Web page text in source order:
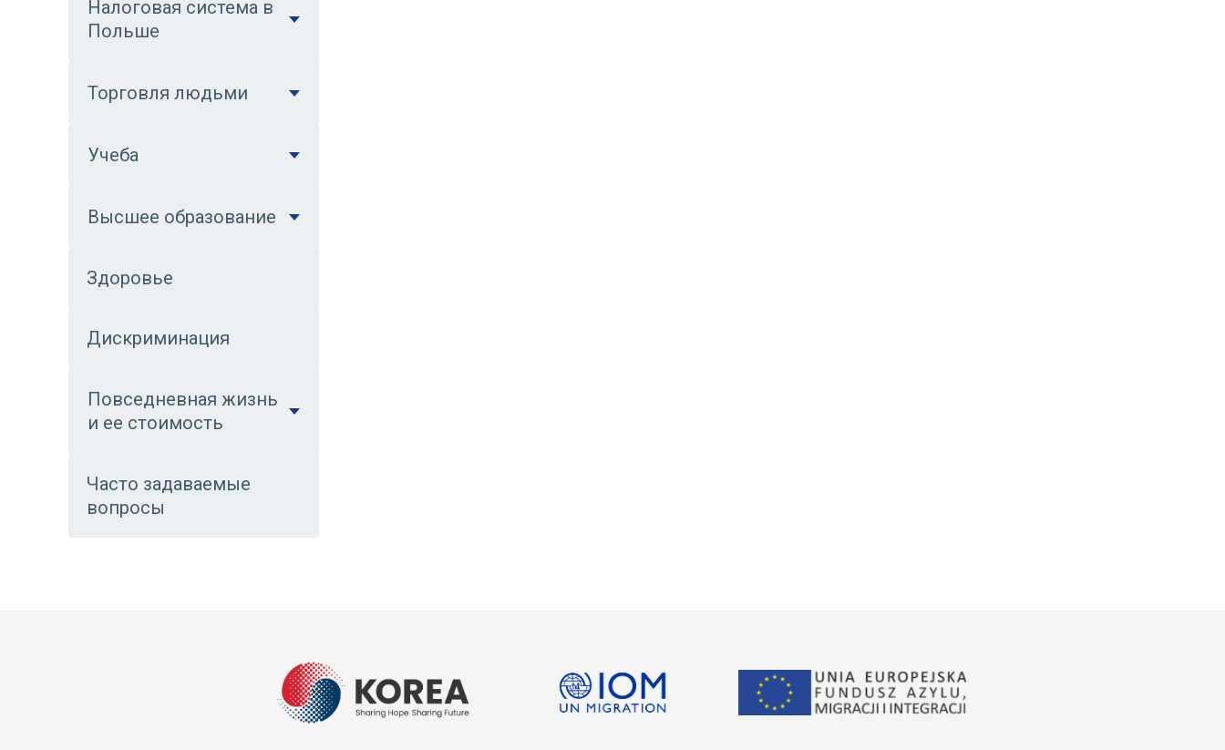
Налоговая система в
Польше
Торговля людьми
Учеба
Высшее образование
Здоровье
Дискриминация
Повседневная жизнь
и ее стоимость
Часто задаваемые
вопросы